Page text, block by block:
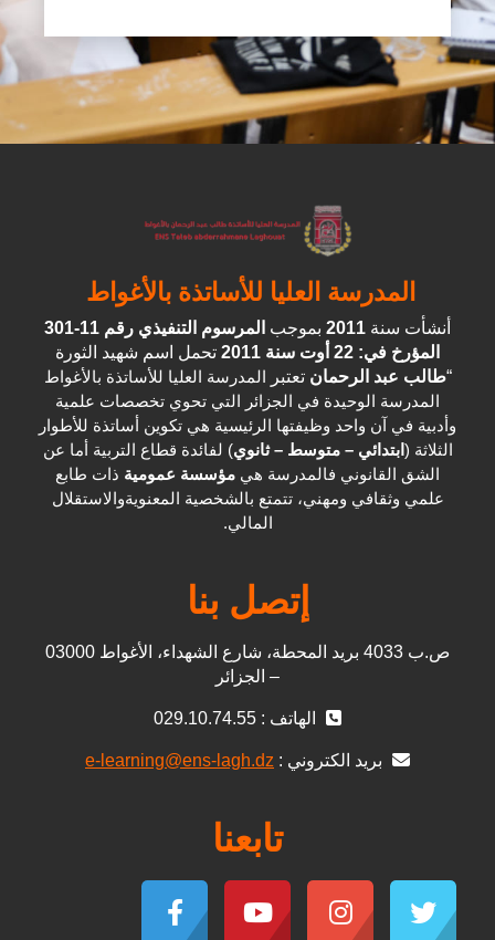
المدرسة العليا للأساتذة بالأغواط
أنشأت سنة 2011 بموجب
المرسوم التنفيذي رقم 11-301
المؤرخ في: 22 أوت سنة 2011
تحمل اسم شهيد الثورة
“طالب عبد الرحمان تعتبر المدرسة العليا للأساتذة بالأغواط
المدرسة الوحيدة في الجزائر التي تحوي تخصصات علمية
وأدبية في آن واحد وظيفتها الرئيسية هي تكوين أساتذة للأطوار
الثلاثة ( ابتدائي – متوسط – ثانوي) لفائدة قطاع التربية أما عن
الشق القانوني فالمدرسة هي مؤسسة عمومية ذات طابع
علمي وثقافي ومهني، تتمتع بالشخصية المعنويةوالاستقلال
المالي.
إتصل بنا
ص.ب 4033 بريد المحطة، شارع الشهداء، الأغواط 03000
– الجزائر
الهاتف : 029.10.74.55
بريد الكتروني : e-learning@ens-lagh.dz
تابعنا